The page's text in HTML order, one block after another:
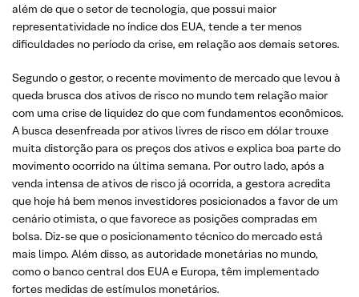
além de que o setor de tecnologia, que possui maior
representatividade no índice dos EUA, tende a ter menos
dificuldades no período da crise, em relação aos demais setores.
Segundo o gestor, o recente movimento de mercado que levou à
queda brusca dos ativos de risco no mundo tem relação maior
com uma crise de liquidez do que com fundamentos econômicos.
A busca desenfreada por ativos livres de risco em dólar trouxe
muita distorção para os preços dos ativos e explica boa parte do
movimento ocorrido na última semana. Por outro lado, após a
venda intensa de ativos de risco já ocorrida, a gestora acredita
que hoje há bem menos investidores posicionados a favor de um
cenário otimista, o que favorece as posições compradas em
bolsa. Diz-se que o posicionamento técnico do mercado está
mais limpo. Além disso, as autoridade monetárias no mundo,
como o banco central dos EUA e Europa, têm implementado
fortes medidas de estímulos monetários.